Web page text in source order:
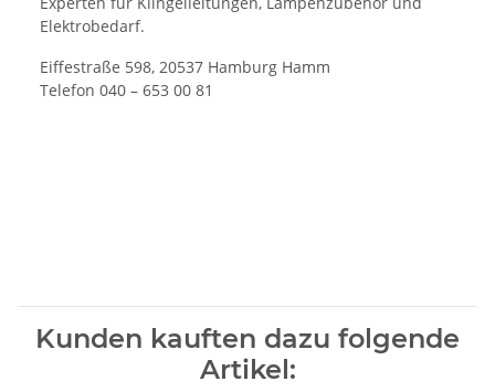
Elektrobedarf.
Eiffestraße 598, 20537 Hamburg Hamm
Telefon 040 – 653 00 81
Kunden kauften dazu folgende
Artikel: